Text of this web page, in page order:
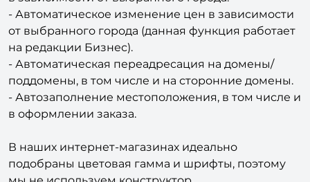
от выбранного города (данная функция работает
на редакции Бизнес).
- Автоматическая переадресация на домены/
поддомены, в том числе и на сторонние домены.
- Автозаполнение местоположения, в том числе и
в оформлении заказа.
В наших интернет-магазинах идеально
подобраны цветовая гамма и шрифты, поэтому
мы не используем конструктор.